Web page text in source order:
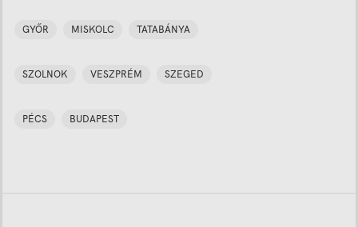
GYŐR MISKOLC TATABÁNYA
SZOLNOK VESZPRÉM SZEGED
PÉCS BUDAPEST